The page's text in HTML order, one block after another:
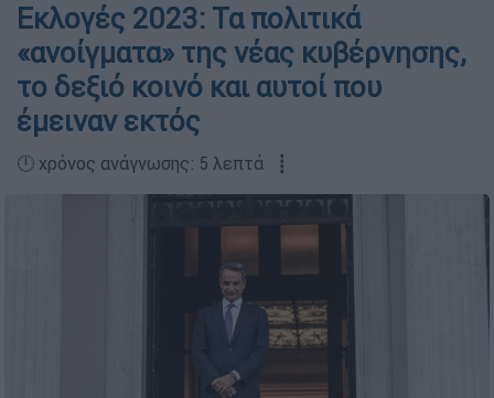
Εκλογές 2023: Τα πολιτικά
«ανοίγματα» της νέας κυβέρνησης,
το δεξιό κοινό και αυτοί που
έμειναν εκτός
🕛 χρόνος ανάγνωσης: 5 λεπτά ┋